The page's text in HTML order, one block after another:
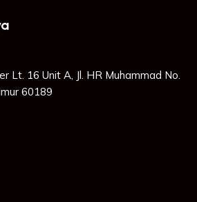
Lt. 16 Unit A, Jl. HR Muhammad No.
60189